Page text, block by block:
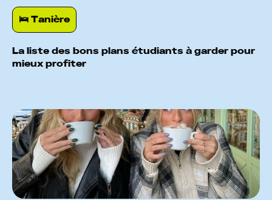
🛌️ Tanière
La liste des bons plans étudiants à garder pour
mieux profiter